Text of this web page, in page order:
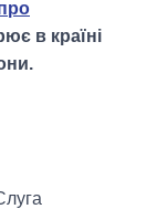
в країні